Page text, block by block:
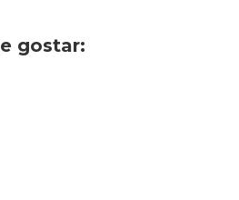
gostar: